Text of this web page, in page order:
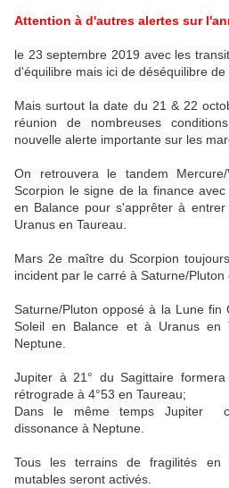
Attention à d'autres alertes sur
le 23 septembre 2019 avec les
d'équilibre mais ici de déséquilibre
Mais surtout la date du 21 & 22
réunion de nombreuses
nouvelle alerte importante sur les
On retrouvera le tandem
Scorpion le signe de la finance
en Balance pour s'apprêter à
Uranus en Taureau.
Mars 2e maître du Scorpion
incident par le carré à Saturne/Pluton
Saturne/Pluton opposé à la Lune fin
Soleil en Balance et à Uranus en
Neptune.
Jupiter à 21° du Sagittaire
rétrograde à 4°53 en Taureau;
Dans le même temps Jupiter
dissonance à Neptune.
Tous les terrains de fragilités en
mutables seront activés.